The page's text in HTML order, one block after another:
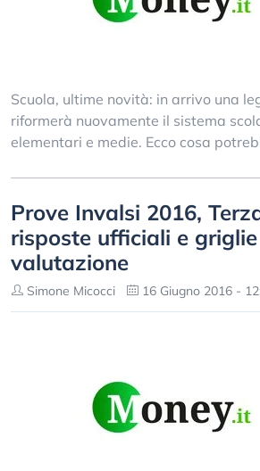
Scuola, ultime novità: in arrivo una
riformerà nuovamente il sistema
elementari e medie. Ecco cosa
Prove Invalsi 2016,
risposte ufficiali e
valutazione
Simone Micocci 16 Giugno 2016 -